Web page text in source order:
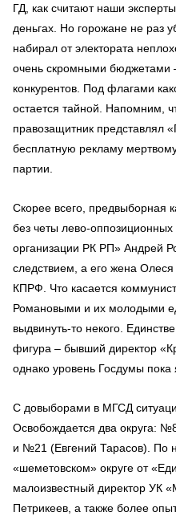
ГД, как считают наши
деньгах. Но горожане не раз
набирал от электората
очень скромными бюджетами
конкурентов. Под флагами
остается тайной. Напомним,
правозащитник представлял
бесплатную рекламу
партии.
Скорее всего, предвыборная
без четы лево-
организации РК РП» Андрей
следствием, а его жена
КПРФ. Что касается
Романовыми и их молодыми
выдвинуть-то некого.
фигура – бывший директор
однако уровень Госдумы пока
С довыборами в МГСД
Освобождается два округа:
и №21 (Евгений Тарасов). По
«шеметовском» округе от
малоизвестный директор УК
Петрикеев, а также более